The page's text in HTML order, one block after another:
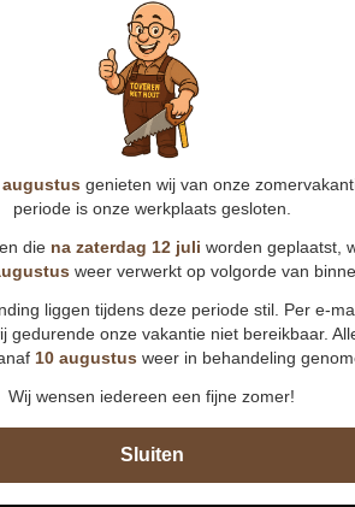
genieten wij van onze
periode is onze werkplaats gesloten.
die na zaterdag 12 juli worden geplaatst,
weer verwerkt op volgorde van
liggen tijdens deze periode stil. Per e-
gedurende onze vakantie niet bereikbaar.
10 augustus weer in behandeling
Wij wensen iedereen een fijne zomer!
Sluiten